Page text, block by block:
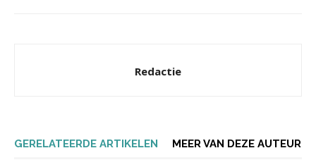
Redactie
GERELATEERDE ARTIKELEN MEER VAN DEZE AUTEUR